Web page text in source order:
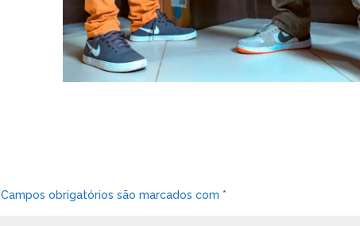
Campos obrigatórios são marcados com*